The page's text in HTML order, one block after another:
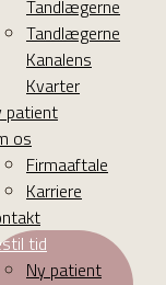
Tandlægerne
Tandlægerne
Kanalens
Kvarter
patient
os
Firmaaftale
Karriere
tid
Ny patient